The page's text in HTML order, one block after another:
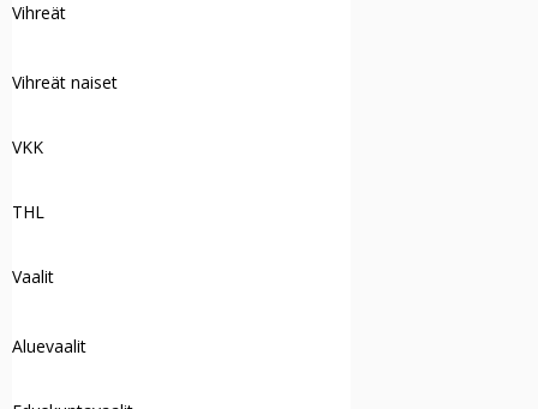
Vihreät
Vihreät naiset
VKK
THL
Vaalit
Aluevaalit